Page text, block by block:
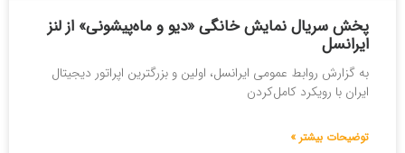
پخش سریال نمایش خانگی «دیو و ماه‌پیشونی» از لنز
ایرانسل
به گزارش روابط عمومی ایرانسل، اولین و بزرگترین اپراتور دیجیتال
ایران با رویکرد کامل‌کردن
توضیحات بیشتر »